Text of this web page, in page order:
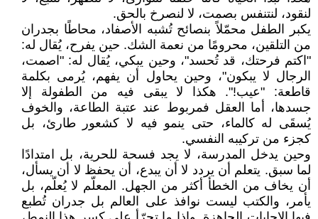
لنقود، لنتنفس بصمت، لا لنصرخ بالحق.
يكبر الطفل محمّلاً بنصائح تُشبه الأصفاد، محاطًا بجدران
من التلقين، محرومًا من نعمة الشك. حين يفرح، يُقال له:
"اكتم فرحتك، قد تُحسد"، وحين يبكي، يُقال له: "اصمت،
الرجال لا يبكون"، وحين يحاول أن يفهم، يُرمى بكلمة
قاطعة: "عيب!". هكذا لا يبقى فيه من الطفولة إلا
جسدها، أما العقل فمربوط عند عتبة الطاعة، والخوف
يُسقَى له كالماء، حتى ينمو فيه لا كشعور طارئ، بل
كجزء من تركيبه النفسي.
وحين يدخل المدرسة، لا يجد فسحة للحرية، بل امتدادًا
لما سبق. يتعلم أن يردد لا أن يبدع، أن يحفظ لا أن يسأل،
أن يخاف من الخطأ أكثر من الجهل. المعلّم لا يُعلّم، بل
يأمر، والكتب ليست نوافذ على العالم بل جدران تُطبع